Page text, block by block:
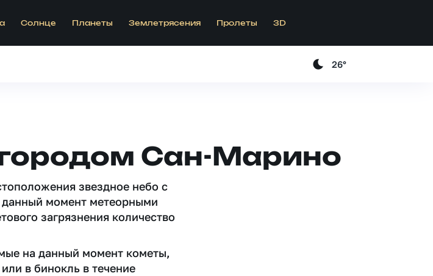
Солнце Планеты Землетрясения Пролеты 3D
26°
Сан-Марино
звездное небо c
момент метеорными
загрязнения количество
на данный момент кометы,
в бинокль в течение